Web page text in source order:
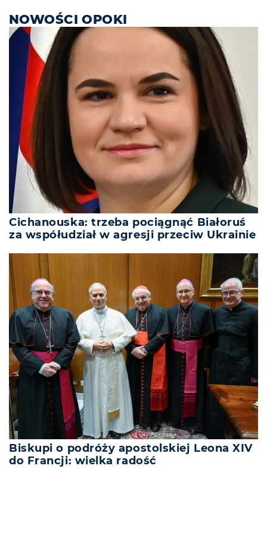
NOWOŚCI OPOKI
Cichanouska: trzeba pociągnąć Białoruś
za współudział w agresji przeciw Ukrainie
Biskupi o podróży apostolskiej Leona XIV
do Francji: wielka radość